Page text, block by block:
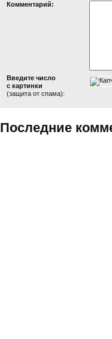
Комментарий:
Введите число
с картинки
(защита от спама):
Последние